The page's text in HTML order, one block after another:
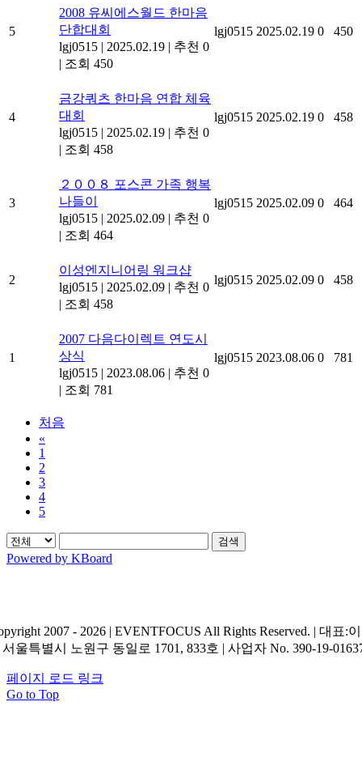
5
2008 유씨에스월드 한마음
단합대회
lgj0515 | 2025.02.19 | 추천 0
| 조회 450
lgj0515 2025.02.19 0 450
4
금강쿼츠 한마음 연합 체육
대회
lgj0515 | 2025.02.19 | 추천 0
| 조회 458
lgj0515 2025.02.19 0 458
3
２００８ 포스콘 가족 행복
나들이
lgj0515 | 2025.02.09 | 추천 0
| 조회 464
lgj0515 2025.02.09 0 464
2
이성엔지니어링 워크샵
lgj0515 | 2025.02.09 | 추천 0
| 조회 458
lgj0515 2025.02.09 0 458
1
2007 다음다이렉트 연도시
상식
lgj0515 | 2023.08.06 | 추천 0
| 조회 781
lgj0515 2023.08.06 0 781
처음
«
1
2
3
4
5
검색
Powered by KBoard
2007 - 2026 | EVENTFOCUS All Rights Reserved. | 대표:
서울특별시 노원구 동일로 1701, 833호 | 사업자 No. 390-19-
페이지 로드 링크
Go to Top